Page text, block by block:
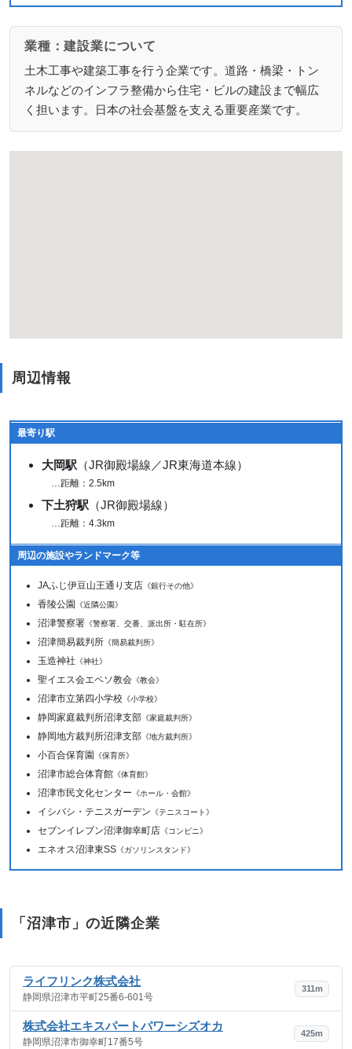
業種：建設業について
土木工事や建築工事を行う企業です。道路・橋梁・トン
ネルなどのインフラ整備から住宅・ビルの建設まで幅広
く担います。日本の社会基盤を支える重要産業です。
周辺情報
最寄り駅
大岡駅 （JR御殿場線／JR東海道本線）
…距離：2.5km
下土狩駅 （JR御殿場線）
…距離：4.3km
周辺の施設やランドマーク等
JAふじ伊豆山王通り支店 《銀行その他》
香陵公園 《近隣公園》
沼津警察署 《警察署、交番、派出所・駐在所》
沼津簡易裁判所 《簡易裁判所》
玉造神社 《神社》
聖イエス会エペソ教会 《教会》
沼津市立第四小学校 《小学校》
静岡家庭裁判所沼津支部 《家庭裁判所》
静岡地方裁判所沼津支部 《地方裁判所》
小百合保育園 《保育所》
沼津市総合体育館 《体育館》
沼津市民文化センター 《ホール・会館》
イシバシ・テニスガーデン 《テニスコート》
セブンイレブン沼津御幸町店 《コンビニ》
エネオス沼津東SS 《ガソリンスタンド》
「沼津市」の近隣企業
ライフリンク株式会社
静岡県沼津市平町25番6-601号
311m
株式会社エキスパートパワーシズオカ
静岡県沼津市御幸町17番5号
425m